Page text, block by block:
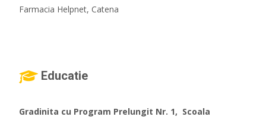
Farmacia Helpnet, Catena
Educatie
Gradinita cu Program Prelungit Nr. 1, Scoala